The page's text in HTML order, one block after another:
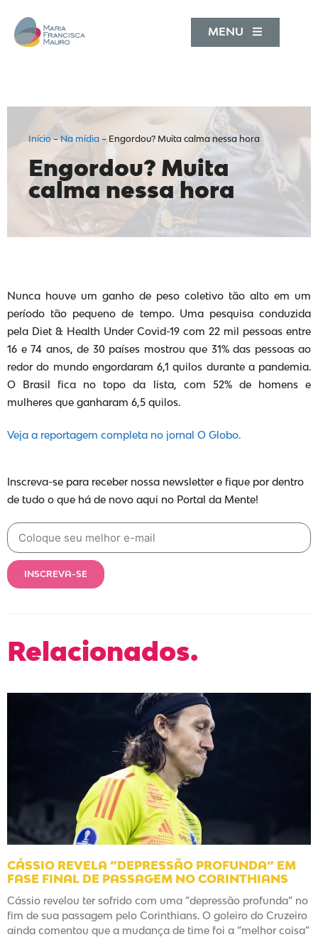
MENU
Início–Na mídia – Engordou? Muita calma nessa hora
Engordou? Muita
calma nessa hora
Nunca houve um ganho de peso coletivo tão alto em um
período tão pequeno de tempo. Uma pesquisa conduzida
pela Diet & Health Under Covid-19 com 22 mil pessoas entre
16 e 74 anos, de 30 países mostrou que 31% das pessoas ao
redor do mundo engordaram 6,1 quilos durante a pandemia.
O Brasil fica no topo da lista, com 52% de homens e
mulheres que ganharam 6,5 quilos.
Veja a reportagem completa no jornal O Globo.
Inscreva-se para receber nossa newsletter e fique por dentro
de tudo o que há de novo aqui no Portal da Mente!
INSCREVA-SE
Relacionados.
CÁSSIO REVELA “DEPRESSÃO PROFUNDA” EM
FASE FINAL DE PASSAGEM NO CORINTHIANS
Cássio revelou ter sofrido com uma “depressão profunda” no
fim de sua passagem pelo Corinthians. O goleiro do Cruzeiro
ainda comentou que a mudança de time foi a “melhor coisa”